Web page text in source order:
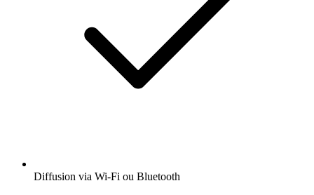
Diffusion via Wi-Fi ou Bluetooth